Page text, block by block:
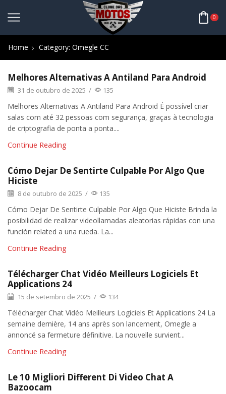
0
Home Category: Omegle CC
Melhores Alternativas A Antiland Para Android
31 de outubro de 2025 / 135
Melhores Alternativas A Antiland Para Android É possível criar
salas com até 32 pessoas com segurança, graças à tecnologia
de criptografia de ponta a ponta....
Continue Reading
Cómo Dejar De Sentirte Culpable Por Algo Que
Hiciste
8 de outubro de 2025 / 135
Cómo Dejar De Sentirte Culpable Por Algo Que Hiciste Brinda la
posibilidad de realizar videollamadas aleatorias rápidas con una
función related a una rueda. La...
Continue Reading
Télécharger Chat Vidéo Meilleurs Logiciels Et
Applications 24
15 de setembro de 2025 / 134
Télécharger Chat Vidéo Meilleurs Logiciels Et Applications 24 La
semaine dernière, 14 ans après son lancement, Omegle a
annoncé sa fermeture définitive. La nouvelle survient...
Continue Reading
Le 10 Migliori Different Di Video Chat A
Bazoocam